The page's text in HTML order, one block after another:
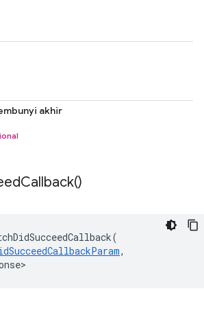
akhir
Callback()
(
,